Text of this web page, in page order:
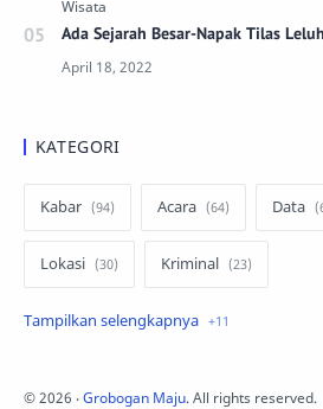
Ada Sejarah Besar-Napak Tilas
KATEGORI
Kabar Acara Data
Lokasi Kriminal
Peristiwa Kuliner
©2026 ‧Grobogan Maju. All rights reserved.